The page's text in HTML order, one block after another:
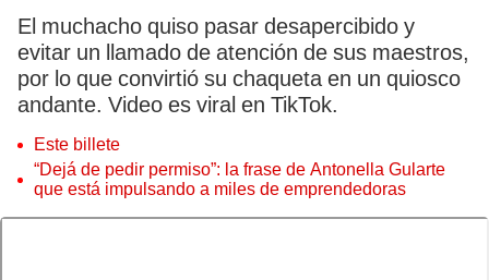
El muchacho quiso pasar desapercibido y
evitar un llamado de atención de sus maestros,
por lo que convirtió su chaqueta en un quiosco
andante. Video es viral en TikTok.
Este billete
“Dejá de pedir permiso”: la frase de Antonella Gularte
que está impulsando a miles de emprendedoras